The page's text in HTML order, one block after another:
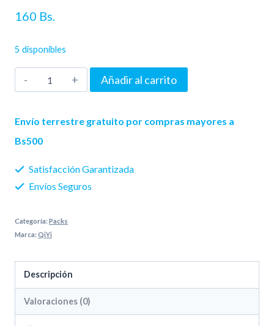
160 Bs.
5 disponibles
Qiyi
Set
2×2
4×4
Añadir al carrito
Envío terrestre gratuito por compras mayores a
Bs500
Satisfacción Garantizada
Envíos Seguros
Categoría:Packs
Marca:QiYi
Descripción
Valoraciones (0)